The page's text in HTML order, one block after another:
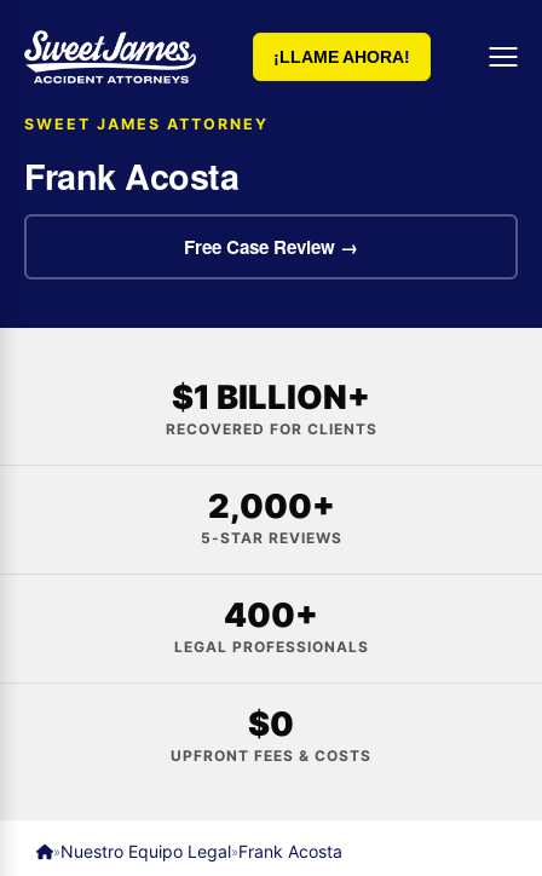
¡LLAME AHORA!
SWEET JAMES ATTORNEY
Frank Acosta
Free Case Review →
$1 BILLION+
RECOVERED FOR CLIENTS
2,000+
5-STAR REVIEWS
400+
LEGAL PROFESSIONALS
$0
UPFRONT FEES & COSTS
»Nuestro Equipo Legal»Frank Acosta